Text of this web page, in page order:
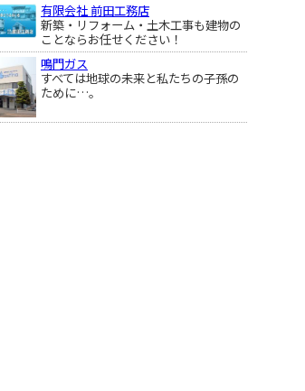
有限会社 前田工務店
新築・リフォーム・土木工事も建物の
ことならお任せください！
鳴門ガス
すべては地球の未来と私たちの子孫の
ために…。